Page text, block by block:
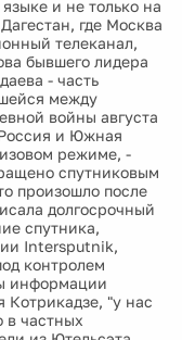
и не только на
где Москва
телеканал,
бывшего лидера
- часть
между
войны августа
Россия и Южная
режиме, -
спутниковым
произошло после
долгосрочный
спутника,
Intersputnik,
контролем
информации
Котрикадзе, "у нас
в частных